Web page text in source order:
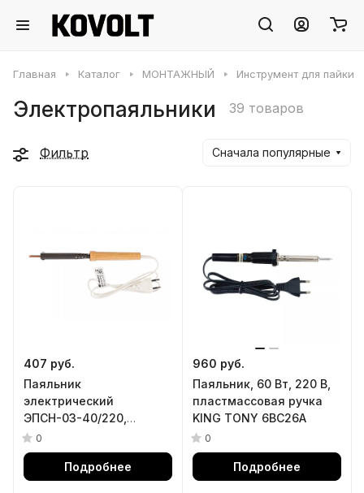
Главная Каталог МОНТАЖНЫЙ Инструмент для пайки
Электропаяльники 39 товаров
Фильтр Сначала популярные
407 руб.
Паяльник
электрический
ЭПСН-03-40/220,
деревянная ручка,
Россия Сибртех
0
Подробнее
960 руб.
Паяльник, 60 Вт, 220 В,
пластмассовая ручка
KING TONY 6BC26A
0
Подробнее